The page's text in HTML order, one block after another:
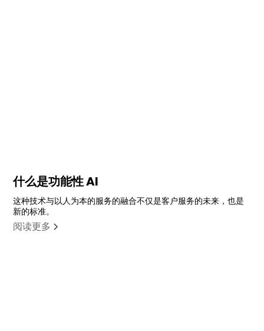
什么是功能性 AI
这种技术与以人为本的服务的融合不仅是客户服务的未来，也是
新的标准。
阅读更多